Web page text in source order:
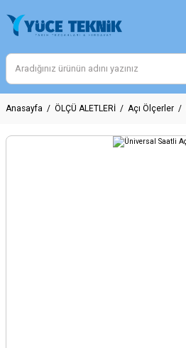
Anasayfa ÖLÇÜ ALETLERİ Açı Ölçerler